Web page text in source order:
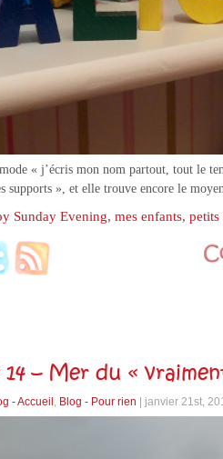
« j’écris mon nom partout, tout le
supports », et elle trouve encore le
Sunday Evening, mes enfants, petits
14 – Mer du «
- Accueil , Blog - Pour rien | janvier 21st,